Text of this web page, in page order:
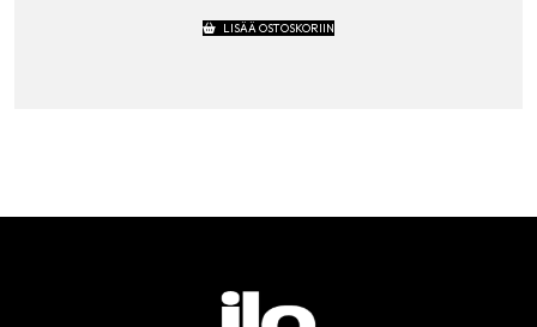
LISÄÄ OSTOSKORIIN